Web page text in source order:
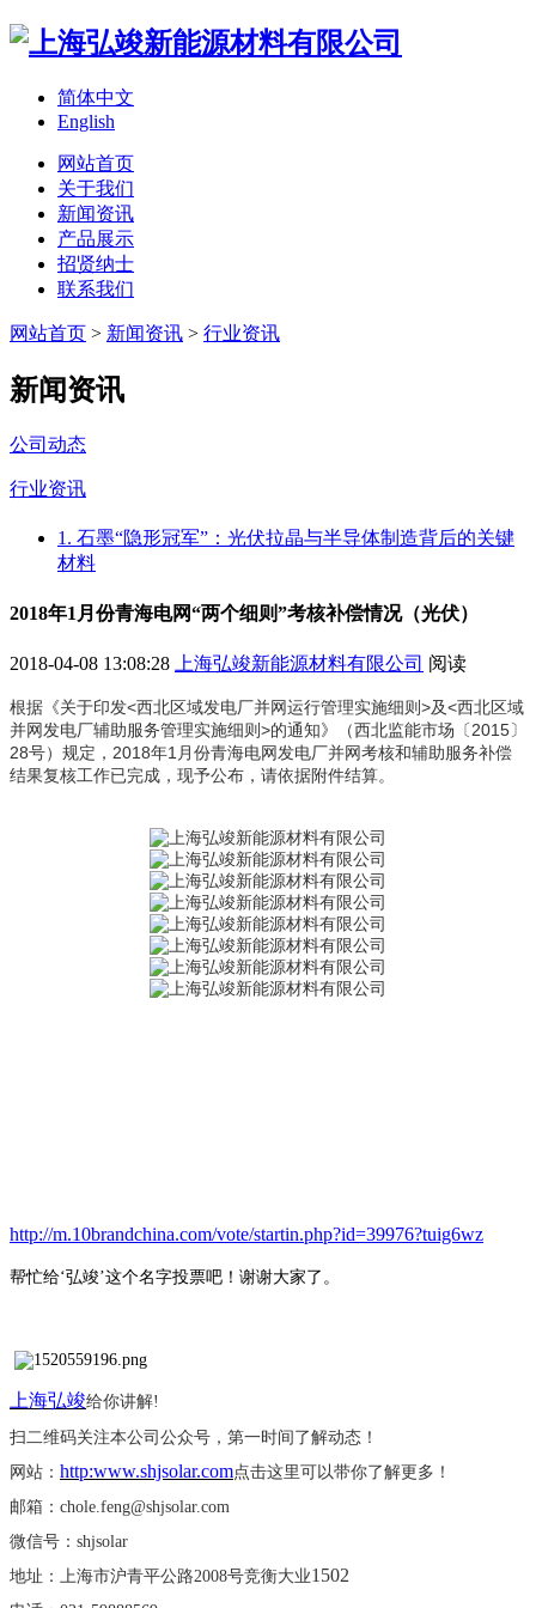
简体中文
English
网站首页
关于我们
新闻资讯
产品展示
招贤纳士
联系我们
网站首页 > 新闻资讯 > 行业资讯
新闻资讯
公司动态
行业资讯
1. 石墨“隐形冠军”：光伏拉晶与半导体制造背后的关键
材料
2018年1月份青海电网“两个细则”考核补偿情况（光伏）
2018-04-08 13:08:28 上海弘竣新能源材料有限公司 阅读
根据《关于印发<西北区域发电厂并网运行管理实施细则>及<西北区域
并网发电厂辅助服务管理实施细则>的通知》（西北监能市场〔2015〕
28号）规定，2018年1月份青海电网发电厂并网考核和辅助服务补偿
结果复核工作已完成，现予公布，请依据附件结算。
http://m.10brandchina.com/vote/startin.php?id=39976?tuig6wz
帮忙给‘弘竣’这个名字投票吧！谢谢大家了。
上海弘竣给你讲解!
扫二维码关注本公司公众号，第一时间了解动态！
网站： http:www.shjsolar.com点击这里可以带你了解更多！
邮箱： chole.feng@shjsolar.com
微信号： shjsolar
地址：上海市沪青平公路2008号竞衡大业1502